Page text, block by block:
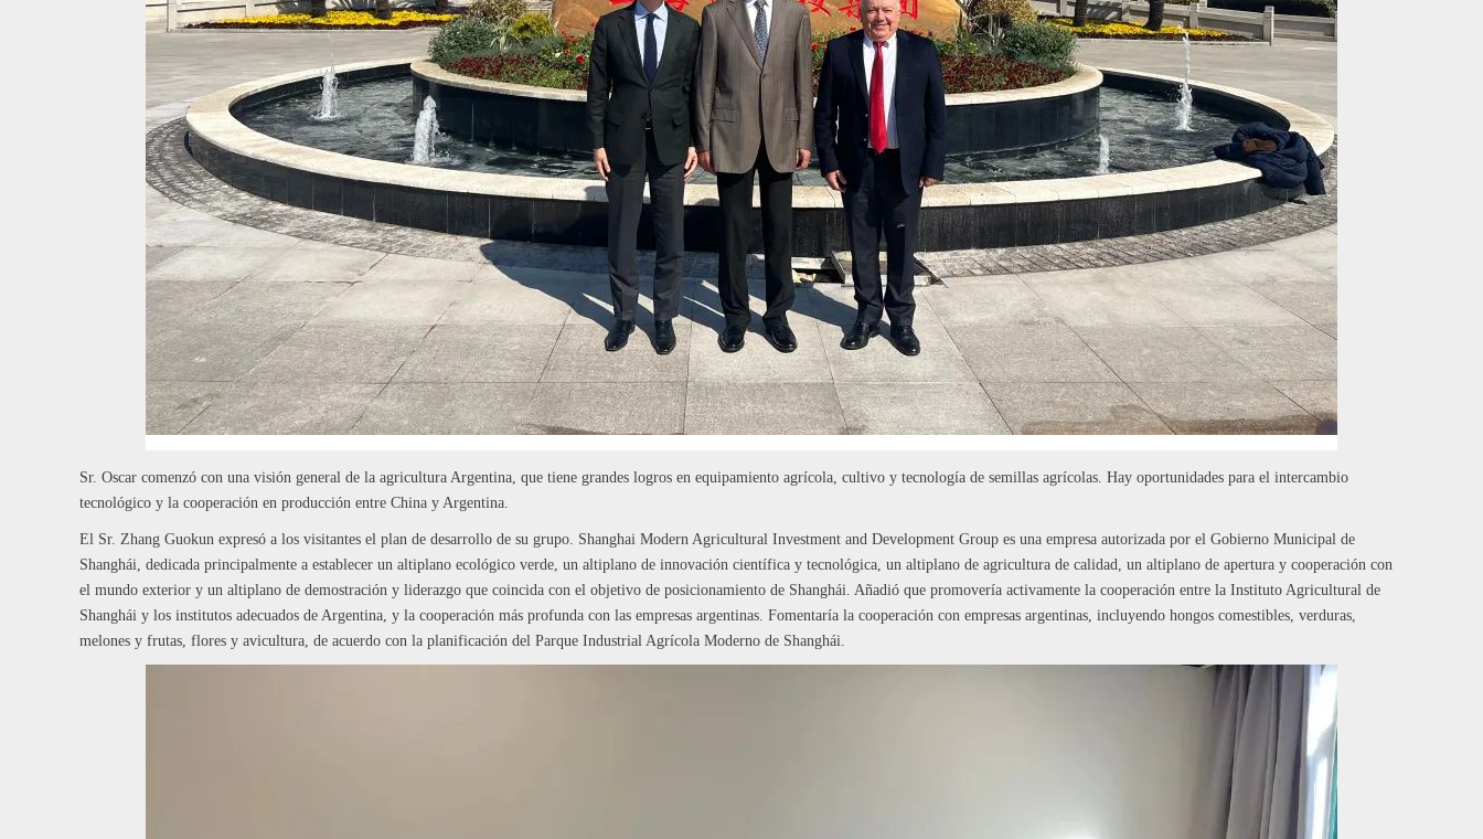
Sr. Oscar comenzó con una visión general de la agricultura Argentina, que tiene grandes logros en equipamiento agrícola, cultivo y tecnología de semillas agrícolas. Hay oportunidades para el intercambio
tecnológico y la cooperación en producción entre China y Argentina.
El Sr. Zhang Guokun expresó a los visitantes el plan de desarrollo de su grupo. Shanghai Modern Agricultural Investment and Development Group es una empresa autorizada por el Gobierno Municipal de
Shanghái, dedicada principalmente a establecer un altiplano ecológico verde, un altiplano de innovación científica y tecnológica, un altiplano de agricultura de calidad, un altiplano de apertura y cooperación con
el mundo exterior y un altiplano de demostración y liderazgo que coincida con el objetivo de posicionamiento de Shanghái. Añadió que promovería activamente la cooperación entre la Instituto Agricultural de
Shanghái y los institutos adecuados de Argentina, y la cooperación más profunda con las empresas argentinas. Fomentaría la cooperación con empresas argentinas, incluyendo hongos comestibles, verduras,
melones y frutas, flores y avicultura, de acuerdo con la planificación del Parque Industrial Agrícola Moderno de Shanghái.